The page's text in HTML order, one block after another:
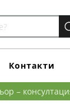
Контакти
–